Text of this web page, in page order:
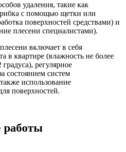
удаления, такие как
с помощью щетки или
поверхностей средствами) и
плесени специалистами).
включает в себя
в квартире (влажность не более
регулярное
состоянием систем
использование
поверхностей.
работы